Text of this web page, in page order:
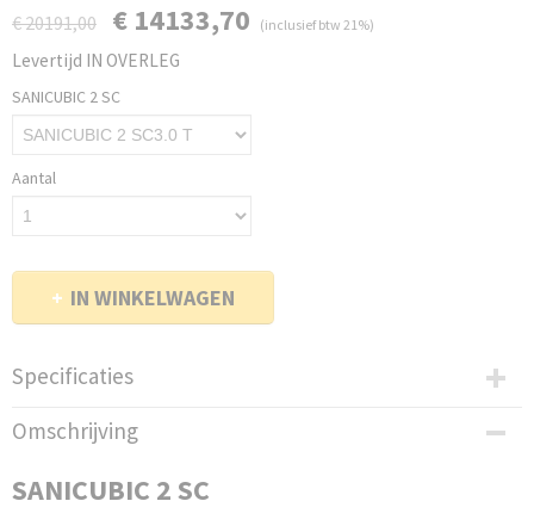
€ 20191,00 € 14133,70 (inclusief btw 21%)
Levertijd IN OVERLEG
SANICUBIC 2 SC
Aantal
IN WINKELWAGEN
Specificaties
Bruto gewicht
475,00 Kg
Omschrijving
SANICUBIC 2 SC